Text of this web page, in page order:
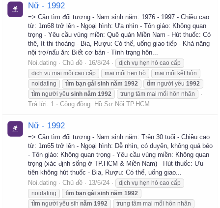
Nữ - 1992
=> Cần tìm đối tượng - Nam sinh năm: 1976 - 1997 - Chiều cao
từ: 1m68 trở lên - Ngoại hình: Ưa nhìn - Tôn giáo: Không quan
trọng - Yêu cầu vùng miền: Quê quán Miền Nam - Hút thuốc: Có
thê, ít thi thoảng - Bia, Rượu: Có thể, uống giao tiếp - Khả năng
nội trợ/nấu ăn: Biết cơ bản - Tình trạng hôn...
Noi.dating
Chủ đề 16/8/24
dịch vụ hẹn hò cao cấp
dịch vụ mai mối cao cấp
mai mối hẹn hò
mai mối kết hôn
noidating
tìm bạn gái sinh năm 1992 tìm người yêu 1992
tìm người yêu sinh năm 1992 trung tâm mai mối hôn nhân
Trả lời: 1 Cộng đồng: Hồ Sơ Nối TP.HCM
Nữ - 1992
=> Cần tìm đối tượng - Nam sinh năm: Trên 30 tuổi - Chiều cao
từ: 1m65 trở lên - Ngoại hình: Dễ nhìn, có duyên, không quá béo
- Tôn giáo: Không quan trọng - Yêu cầu vùng miền: Không quan
trọng (xác định sống ở TP.HCM & Miền Nam) - Hút thuốc: Ưu
tiên không hút thuốc - Bia, Rượu: Có thể, uống giao...
Noi.dating
Chủ đề 13/6/24
dịch vụ hẹn hò cao cấp
noidating
tìm bạn gái sinh năm 1992
tìm người yêu sih năm 1992
trung tâm mai mối hôn nhân